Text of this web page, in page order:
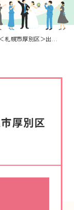
2025年2月1日（土）＜札幌市厚別区＞出張相談会
厚別区